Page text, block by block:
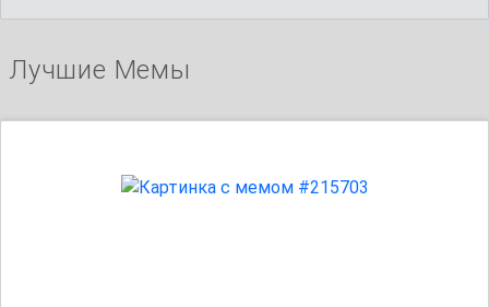
Лучшие Мемы